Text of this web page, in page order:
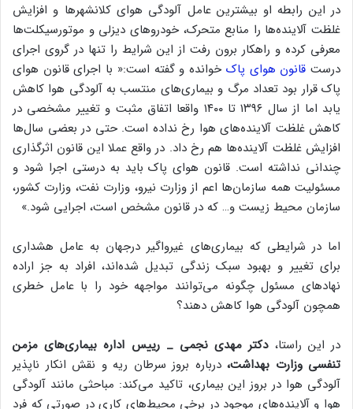
در این رابطه او بیشترین عامل آلودگی هوای کلانشهرها و افزایش
غلظت آلاینده‌ها را منابع متحرک، خودروهای دیزلی و موتورسیکلت‌ها
معرفی کرده و راهکار برون رفت از این شرایط را تنها در گروی اجرای
درست قانون هوای پاک خوانده و گفته است:« با اجرای قانون هوای
پاک قرار بود تعداد مرگ و بیماری‌های منتسب به آلودگی هوا کاهش
یابد اما از سال ۱۳۹۶ تا ۱۴۰۰ واقعا اتفاق مثبت و تغییر مشخصی در
کاهش غلظت آلاینده‌های هوا رخ نداده است. حتی در بعضی سال‌ها
افزایش غلظت آلاینده‌ها هم رخ داد. در واقع عملا این قانون اثرگذاری
چندانی نداشته است. قانون هوای پاک باید به درستی اجرا شود و
مسئولیت همه سازمان‌ها اعم از وزارت نیرو، وزارت نفت، وزارت کشور،
سازمان محیط زیست و… که در قانون مشخص است، اجرایی شود.»
اما در شرایطی که بیماری‌های غیرواگیر درجهان به عامل هشداری
برای تغییر و بهبود سبک زندگی تبدیل شده‌اند، افراد به جز اراده
نهادهای مسئول چگونه می‌توانند مواجهه خود را با عامل خطری
همچون آلودگی هوا کاهش دهند؟
در این راستا،دکتر مهدی نجمی _ رییس اداره بیماری‌های مزمن
تنفسی وزارت بهداشت، درباره بروز سرطان ریه و نقش انکار ناپذیر
آلودگی هوا در بروز این بیماری، تاکید می‌کند: مباحثی مانند آلودگی
هوا و آلاینده‌های موجود در برخی محیط‌های کاری در صورتی که فرد